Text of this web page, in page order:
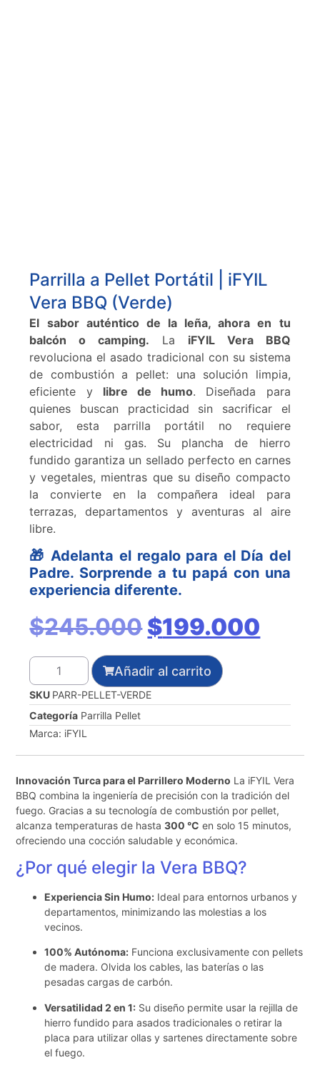
Parrilla a Pellet Portátil | iFYIL
Vera BBQ (Verde)
El sabor auténtico de la leña, ahora en tu
balcón o camping. La iFYIL Vera BBQ
revoluciona el asado tradicional con su sistema
de combustión a pellet: una solución limpia,
eficiente y libre de humo. Diseñada para
quienes buscan practicidad sin sacrificar el
sabor, esta parrilla portátil no requiere
electricidad ni gas. Su plancha de hierro
fundido garantiza un sellado perfecto en carnes
y vegetales, mientras que su diseño compacto
la convierte en la compañera ideal para
terrazas, departamentos y aventuras al aire
libre.
🎁 Adelanta el regalo para el Día del
Padre. Sorprende a tu papá con una
experiencia diferente.
$245.000$199.000
Añadir al carrito
SKU PARR-PELLET-VERDE
Categoría Parrilla Pellet
Marca: iFYIL
Innovación Turca para el Parrillero Moderno La iFYIL Vera
BBQ combina la ingeniería de precisión con la tradición del
fuego. Gracias a su tecnología de combustión por pellet,
alcanza temperaturas de hasta300 °C en solo 15 minutos,
ofreciendo una cocción saludable y económica.
¿Por qué elegir la Vera BBQ?
Experiencia Sin Humo: Ideal para entornos urbanos y
departamentos, minimizando las molestias a los
vecinos.
100% Autónoma: Funciona exclusivamente con pellets
de madera. Olvida los cables, las baterías o las
pesadas cargas de carbón.
Versatilidad 2 en 1: Su diseño permite usar la rejilla de
hierro fundido para asados tradicionales o retirar la
placa para utilizar ollas y sartenes directamente sobre
el fuego.